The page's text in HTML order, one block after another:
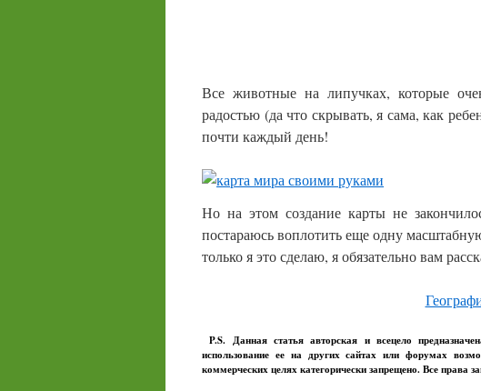
Все животные на липучках, которые
радостью (да что скрывать, я сама, как
почти каждый день!
Но на этом создание карты не
постараюсь воплотить еще одну
только я это сделаю, я обязательно вам
P.S. Данная статья авторская и всецело
использование ее на других сайтах или форумах
коммерческих целях категорически запрещено. Все